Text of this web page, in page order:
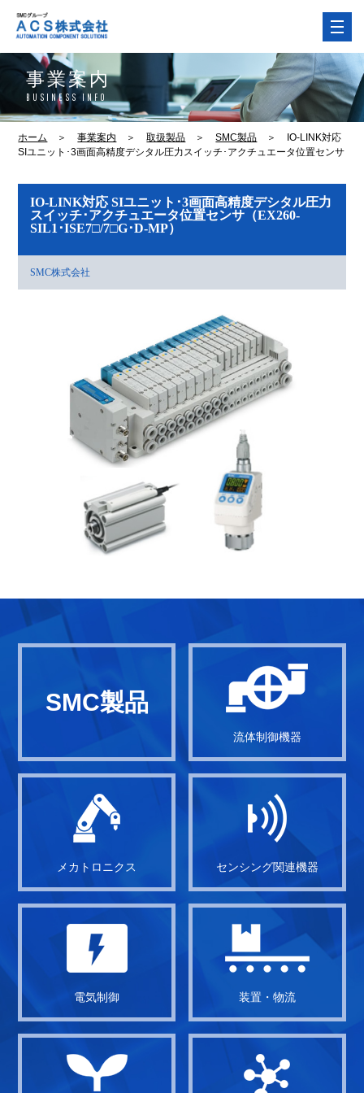
事業案内
BUSINESS INFO
ホーム ＞ 事業案内 ＞ 取扱製品 ＞ SMC製品 ＞
IO-LINK対応
SIユニット･3画面高精度デシタル圧力スイッチ･アクチュエータ位置センサ
IO-LINK対応 SIユニット･3画面高精度デシタル圧力
スイッチ･アクチュエータ位置センサ （EX260-
SIL1･ISE7□/7□G･D-MP）
SMC株式会社
SMC製品
流体制御機器
メカトロニクス センシング関連機器
電気制御 装置・物流